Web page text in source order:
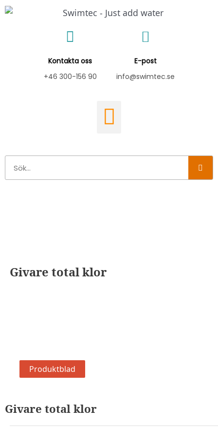
Hoppa
Kontakta oss
+46 300-156 90
E-post
info@swimtec.se
Givare total klor
Produktblad
Givare total klor